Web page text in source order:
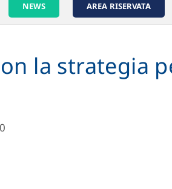
NEWS AREA RISERVATA
la strategia